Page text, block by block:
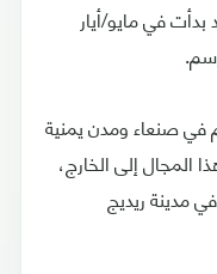
في مايو/أيار
في صنعاء ومدن يمنية
المجال إلى الخارج،
مدينة ريديج